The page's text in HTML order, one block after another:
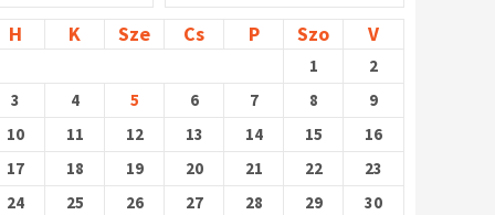
H K Sze Cs P Szo V
1
2
3
4 5 6 7 8
9
10
11 12 13 14 15
16
17
18 19 20 21 22
23
24
25 26 27 28 29
30